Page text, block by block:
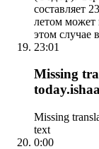
составляет
летом может
этом случае
23:01
Missing
Missing
text
0:00